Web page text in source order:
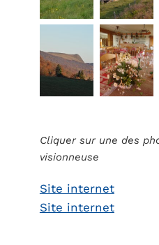
Cliquer sur une des
visionneuse
Site internet
Site internet